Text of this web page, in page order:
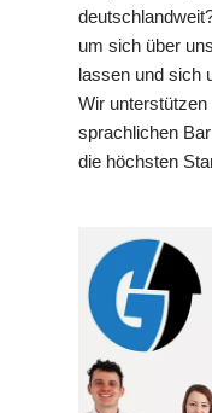
um sich über
lassen und sich
Wir
sprachlichen
die höchsten